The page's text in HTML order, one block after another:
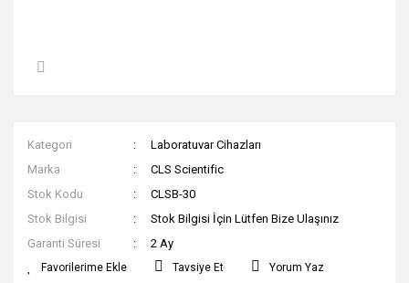
Kategori
Laboratuvar Cihazları
Marka
CLS Scientific
Stok Kodu
CLSB-30
Stok Bilgisi
Stok Bilgisi İçin Lütfen Bize Ulaşınız
Garanti Süresi
2 Ay
Tavsiye Et Yorum Yaz